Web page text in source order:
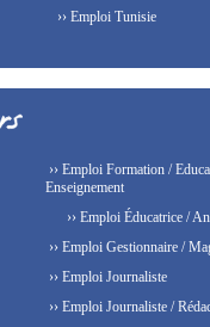
›› Emploi Tunisie
›› Emploi Formation /
Enseignement
›› Emploi Éducatrice /
›› Emploi Gestionnaire /
›› Emploi Journaliste
›› Emploi Journaliste /